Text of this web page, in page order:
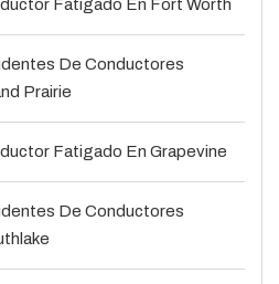
Fatigado En Fort Worth
De Conductores
Prairie
Fatigado En Grapevine
De Conductores